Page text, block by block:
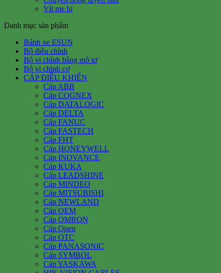
Vít me bi
Danh mục sản phẩm
Bánh xe ESUN
Bộ điều chỉnh
Bộ vi chỉnh bằng mô tơ
Bộ vi chỉnh cơ
CÁP ĐIỀU KHIỂN
Cáp ABB
Cáp COGNEX
Cáp DATALOGIC
Cáp DELTA
Cáp FANUC
Cáp FASTECH
Cáp FHT
Cáp HONEYWELL
Cáp INOVANCE
Cáp KUKA
Cáp LEADSHINE
Cáp MINDEO
Cáp MITSUBISHI
Cáp NEWLAND
Cáp OEM
Cáp OMRON
Cáp Open
Cáp OTC
Cáp PANASONIC
Cáp SYMBOL
Cáp YASKAWA